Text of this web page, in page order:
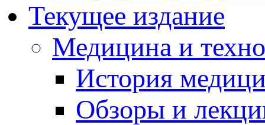
Текущее издание
Медицина и
История
Обзоры и